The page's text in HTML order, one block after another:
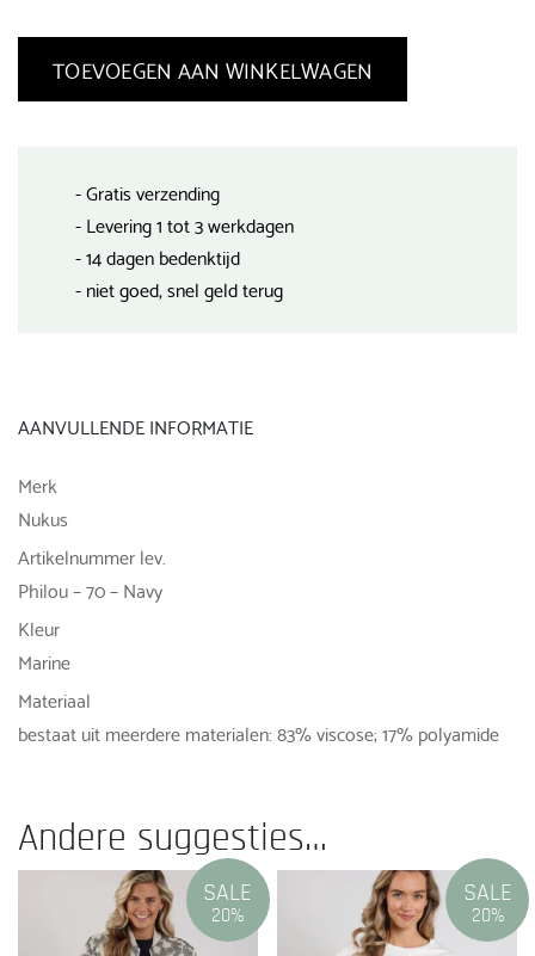
TOEVOEGEN AAN WINKELWAGEN
- Gratis verzending
- Levering 1 tot 3 werkdagen
- 14 dagen bedenktijd
- niet goed, snel geld terug
AANVULLENDE INFORMATIE
Merk
Nukus
Artikelnummer lev.
Philou – 70 – Navy
Kleur
Marine
Materiaal
bestaat uit meerdere materialen: 83% viscose; 17% polyamide
Andere suggesties…
SALE
20%
SALE
20%